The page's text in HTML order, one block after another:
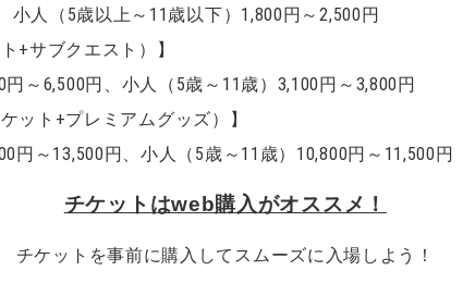
小人（5歳以上～11歳以下）1,800円～2,500円
+サブクエスト）】
～6,500円、小人（5歳～11歳）3,100円～3,800円
ット+プレミアムグッズ）】
円～13,500円、小人（5歳～11歳）10,800円～11,500円
チケットはweb購入がオススメ！
チケットを事前に購入してスムーズに入場しよう！